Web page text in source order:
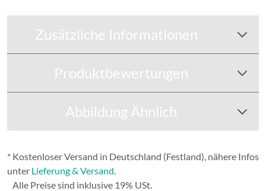
Zusätzliche Informationen
Produktbewertungen
Abbildung Ähnlich
* Kostenloser Versand in Deutschland (Festland), nähere Infos
unter Lieferung & Versand
Alle Preise sind inklusive 19% USt.